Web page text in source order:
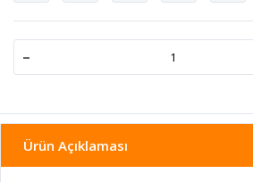
-
Ürün Açıklaması